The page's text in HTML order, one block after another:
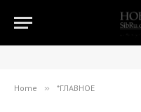
Home » *ГЛАВНОЕ